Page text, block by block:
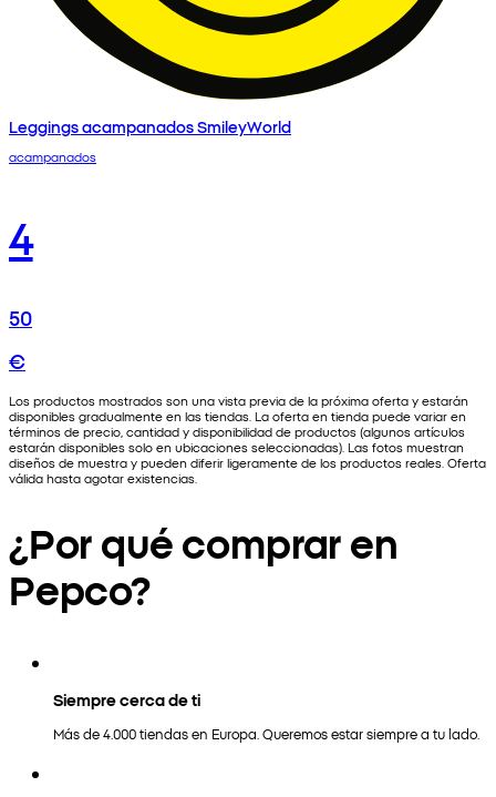
Leggings acampanados SmileyWorld
acampanados
4
50
€
Los productos mostrados son una vista previa de la próxima oferta y estarán
disponibles gradualmente en las tiendas. La oferta en tienda puede variar en
términos de precio, cantidad y disponibilidad de productos (algunos artículos
estarán disponibles solo en ubicaciones seleccionadas). Las fotos muestran
diseños de muestra y pueden diferir ligeramente de los productos reales. Oferta
válida hasta agotar existencias.
¿Por qué comprar en
Pepco?
Siempre cerca de ti
Más de 4.000 tiendas en Europa. Queremos estar siempre a tu lado.